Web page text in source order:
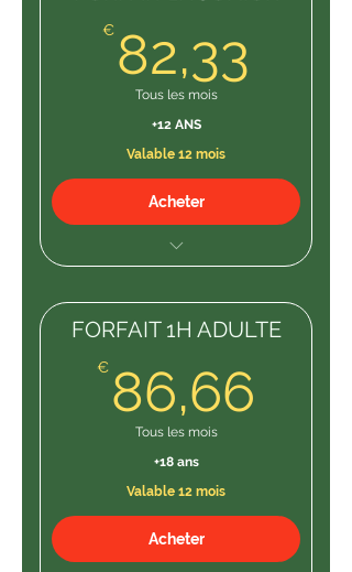
€ 82,33
Tous les mois
+12 ANS
Valable 12 mois
Acheter
FORFAIT 1H ADULTE
€ 86,66
Tous les mois
+18 ans
Valable 12 mois
Acheter